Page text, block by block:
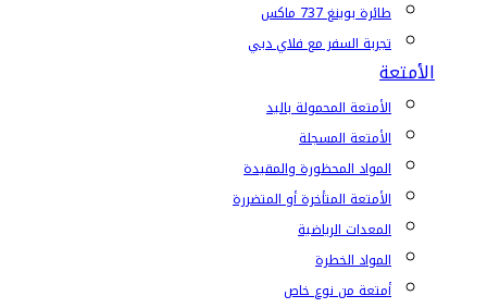
طائرة بوينغ 737 ماكس
تجربة السفر مع فلاي دبي
الأمتعة
الأمتعة المحمولة باليد
الأمتعة المسجلة
المواد المحظورة والمقيدة
الأمتعة المتأخرة أو المتضررة
المعدات الرياضية
المواد الخطرة
أمتعة من نوع خاص